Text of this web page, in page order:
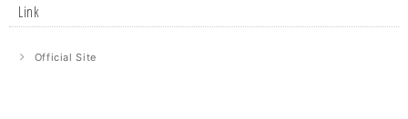
Link
Official Site